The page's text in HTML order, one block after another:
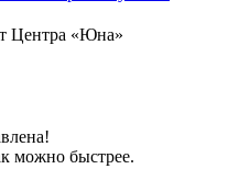
Центра «Юна»
можно быстрее.